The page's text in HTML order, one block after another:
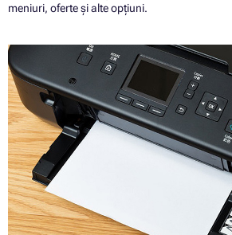
meniuri, oferte și alte opțiuni.